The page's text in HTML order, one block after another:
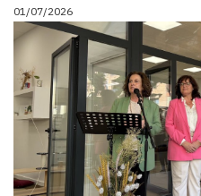
newsletter
del
Pallars
Contingut
patrocinat
Lo
més
llegit...
Editorial
01/07/2026